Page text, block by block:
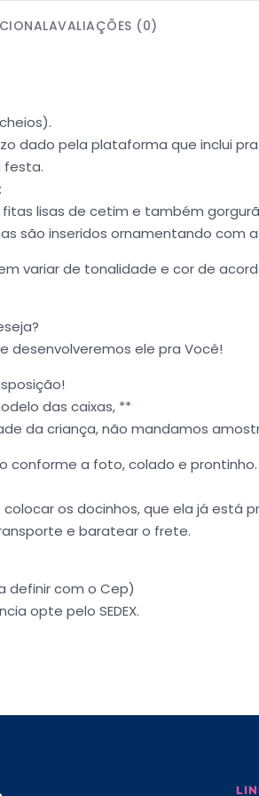
AVALIAÇÕES (0)
dado pela plataforma que inclui
festa.
lisas de cetim e também
são inseridos ornamentando com
variar de tonalidade e cor de
desenvolveremos ele pra Você!
das caixas, **
da criança, não mandamos
conforme a foto, colado e
os docinhos, que ela já está
e baratear o frete.
definir com o Cep)
opte pelo SEDEX.